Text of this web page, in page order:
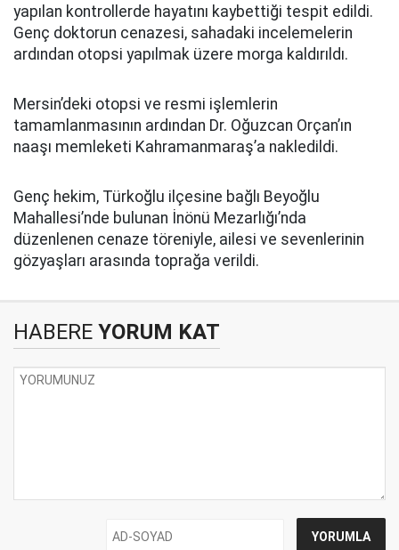
yapılan kontrollerde hayatını kaybettiği tespit edildi.
Genç doktorun cenazesi, sahadaki incelemelerin
ardından otopsi yapılmak üzere morga kaldırıldı.
Mersin’deki otopsi ve resmi işlemlerin
tamamlanmasının ardından Dr. Oğuzcan Orçan’ın
naaşı memleketi Kahramanmaraş’a nakledildi.
Genç hekim, Türkoğlu ilçesine bağlı Beyoğlu
Mahallesi’nde bulunan İnönü Mezarlığı’nda
düzenlenen cenaze töreniyle, ailesi ve sevenlerinin
gözyaşları arasında toprağa verildi.
HABERE YORUM KAT